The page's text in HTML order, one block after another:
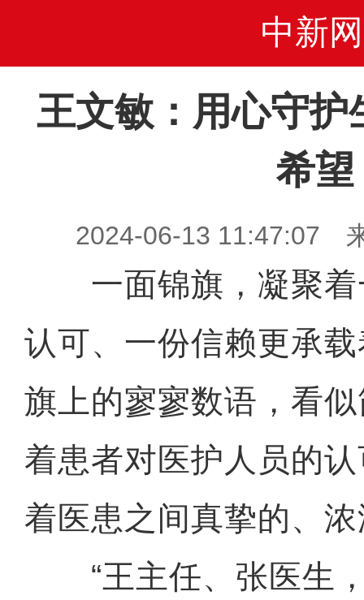
中新网
王文敏：用心守护
希望
2024-06-13 11:47:07
一面锦旗，凝聚着
认可、一份信赖更承
旗上的寥寥数语，看
着患者对医护人员的
着医患之间真挚的、
“王主任、张医生，